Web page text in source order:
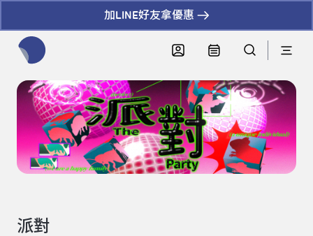
加LINE好友拿優惠
派對